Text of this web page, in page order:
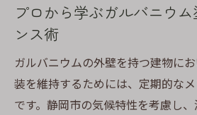
プロから学ぶガルバニウ
ンス術
ガルバニウムの外壁を持つ建物に
装を維持するためには、定期的な
です。静岡市の気候特性を考慮し